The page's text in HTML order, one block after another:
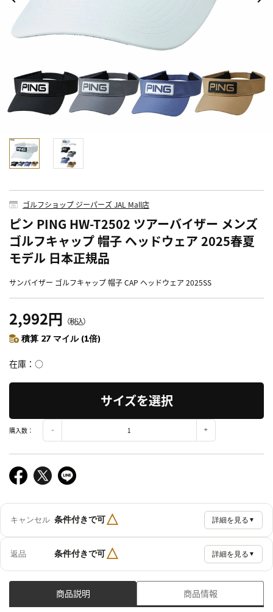
ゴルフショップ ジーパーズ JAL Mall店
ピン PING HW-T2502 ツアーバイザー メンズ
ゴルフキャップ 帽子 ヘッドウェア 2025春夏
モデル 日本正規品
サンバイザー ゴルフキャップ 帽子 CAP ヘッドウェア 2025SS
2,992円 （税込）
積算 27 マイル (1倍)
在庫 ○
サイズを選択
購入数：
キャンセル 条件付きで可△ 詳細を見る ▼
返品 条件付きで可△ 詳細を見る ▼
商品説明 商品情報